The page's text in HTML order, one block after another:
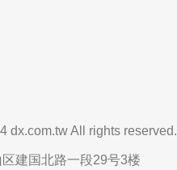
dx.com.tw All rights reserved.
建国北路一段29号3楼